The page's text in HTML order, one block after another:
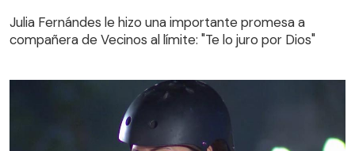
compañera de Vecinos al límite: "Te lo juro por Dios"
Julia Fernándes le hizo una importante promesa a
compañera de Vecinos al límite: "Te lo juro por Dios"